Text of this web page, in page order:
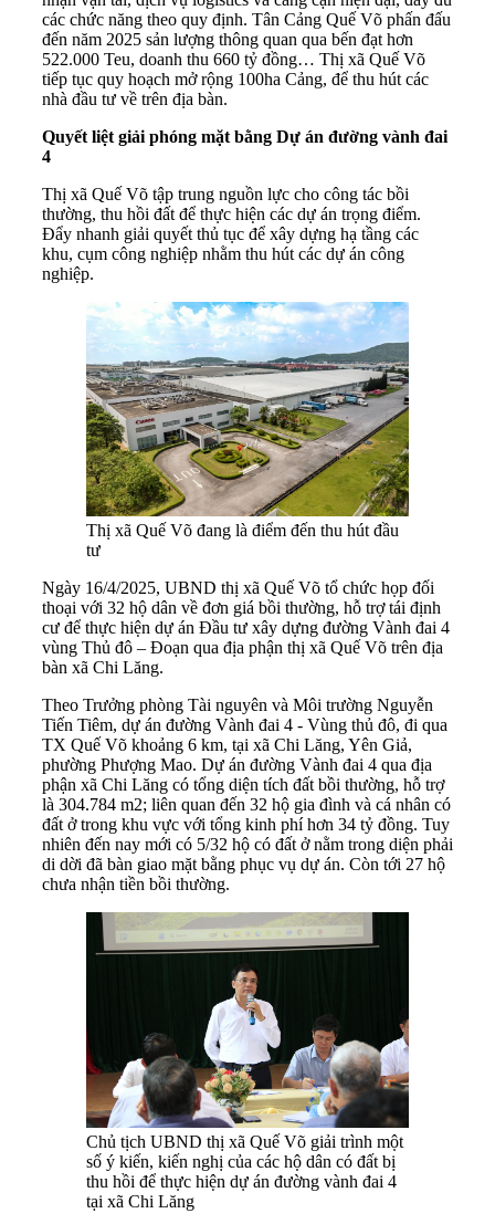
các chức năng theo quy định. Tân Cảng Quế Võ phấn đấu
đến năm 2025 sản lượng thông quan qua bến đạt hơn
522.000 Teu, doanh thu 660 tỷ đồng… Thị xã Quế Võ
tiếp tục quy hoạch mở rộng 100ha Cảng, để thu hút các
nhà đầu tư về trên địa bàn.
Quyết liệt giải phóng mặt bằng Dự án đường vành đai
4
Thị xã Quế Võ tập trung nguồn lực cho công tác bồi
thường, thu hồi đất để thực hiện các dự án trọng điểm.
Đẩy nhanh giải quyết thủ tục để xây dựng hạ tầng các
khu, cụm công nghiệp nhằm thu hút các dự án công
nghiệp.
Thị xã Quế Võ đang là điểm đến thu hút đầu
tư
Ngày 16/4/2025, UBND thị xã Quế Võ tổ chức họp đối
thoại với 32 hộ dân về đơn giá bồi thường, hỗ trợ tái định
cư để thực hiện dự án Đầu tư xây dựng đường Vành đai 4
vùng Thủ đô – Đoạn qua địa phận thị xã Quế Võ trên địa
bàn xã Chi Lăng.
Theo Trưởng phòng Tài nguyên và Môi trường Nguyễn
Tiến Tiêm, dự án đường Vành đai 4 - Vùng thủ đô, đi qua
TX Quế Võ khoảng 6 km, tại xã Chi Lăng, Yên Giả,
phường Phượng Mao. Dự án đường Vành đai 4 qua địa
phận xã Chi Lăng có tổng diện tích đất bồi thường, hỗ trợ
là 304.784 m2; liên quan đến 32 hộ gia đình và cá nhân có
đất ở trong khu vực với tổng kinh phí hơn 34 tỷ đồng. Tuy
nhiên đến nay mới có 5/32 hộ có đất ở nằm trong diện phải
di dời đã bàn giao mặt bằng phục vụ dự án. Còn tới 27 hộ
chưa nhận tiền bồi thường.
Chủ tịch UBND thị xã Quế Võ giải trình một
số ý kiến, kiến nghị của các hộ dân có đất bị
thu hồi để thực hiện dự án đường vành đai 4
tại xã Chi Lăng